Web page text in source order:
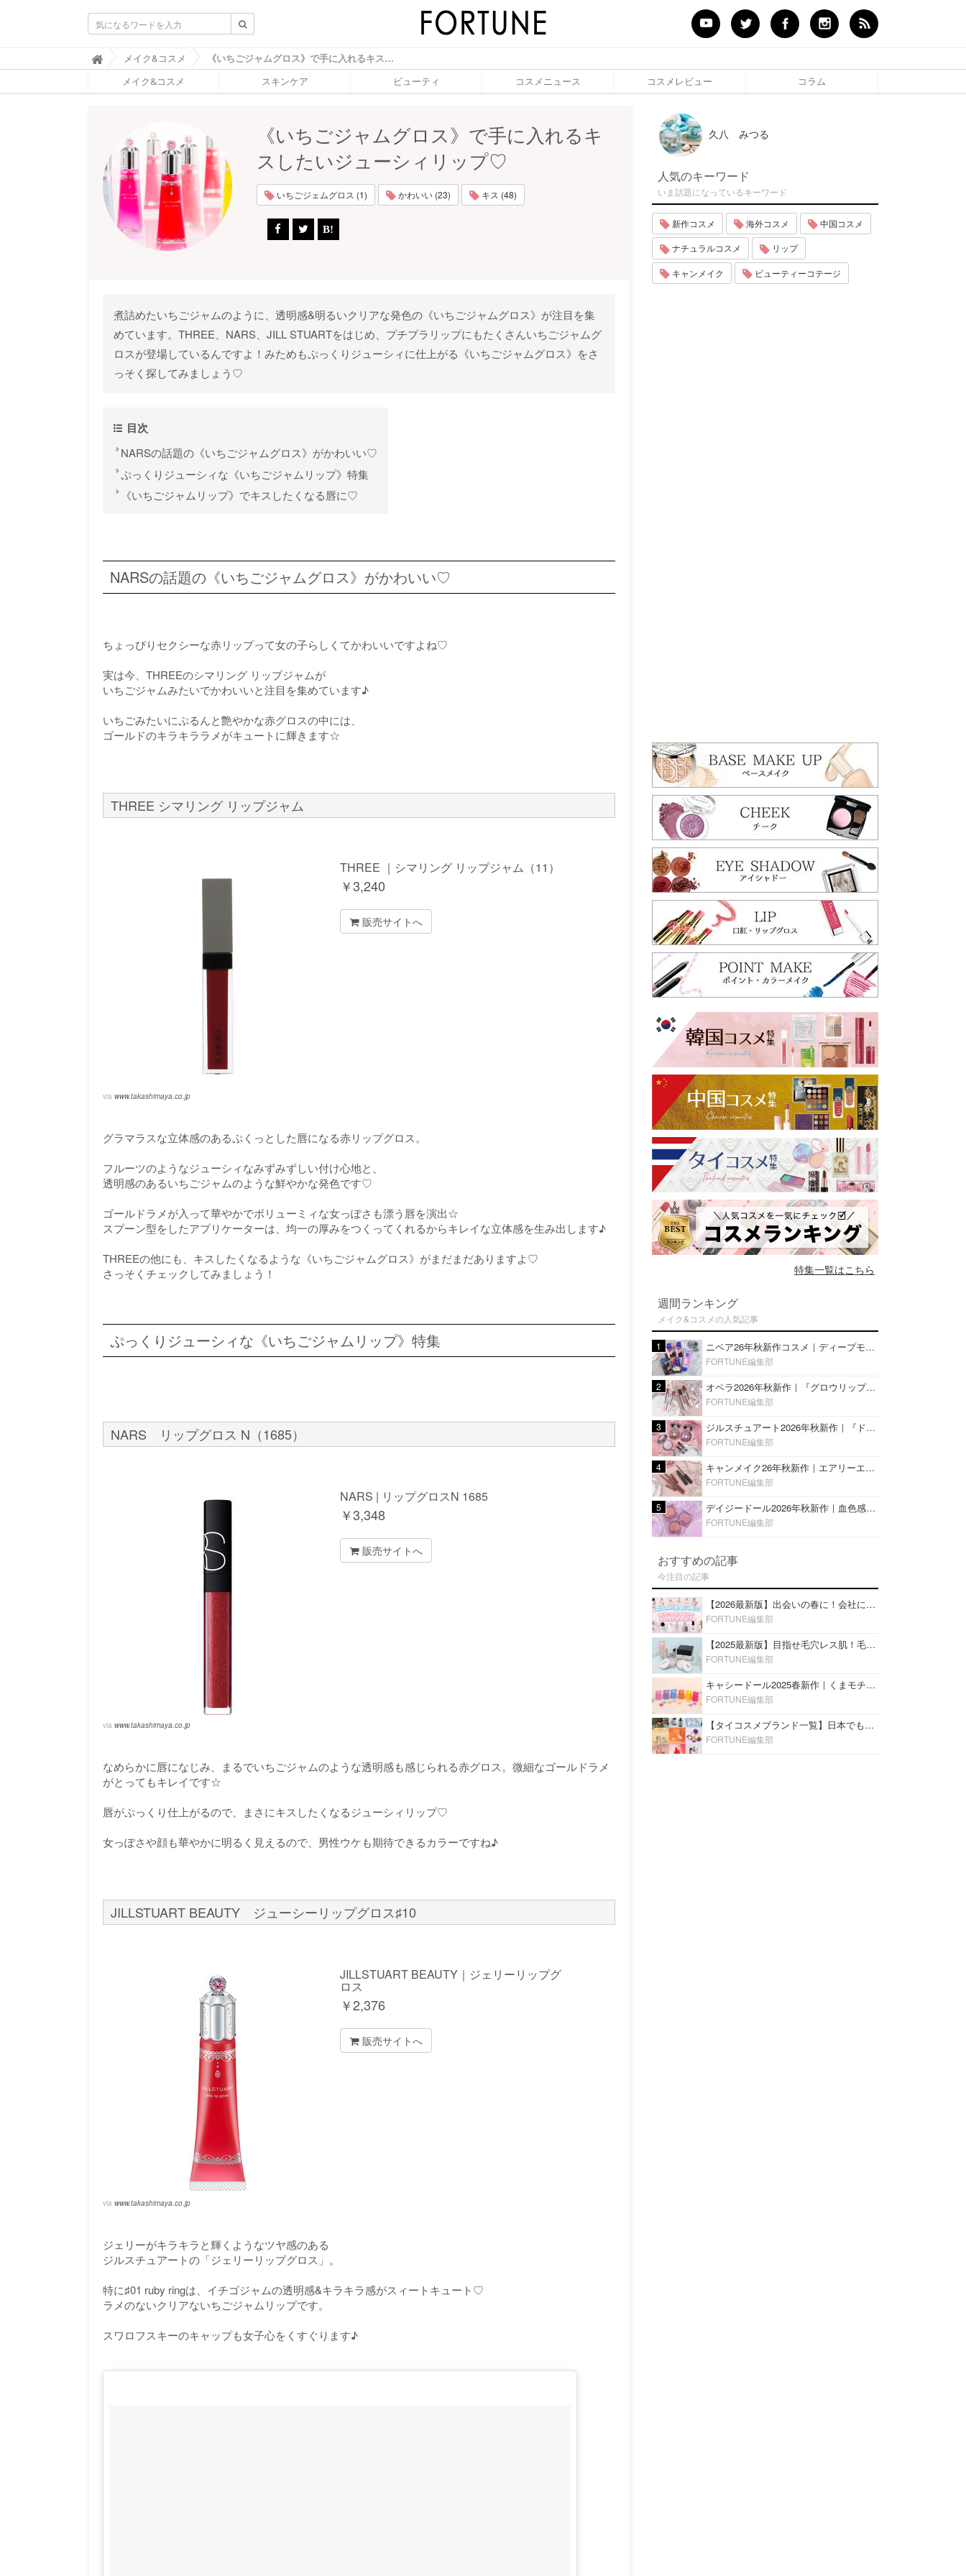
ふ
ぉ
ち
O
R
T
U
N
メイク&コスメ 《いちごジャムグロス》で手に入れるキスしたいジューシィリップ♡ - ふぉーちゅん(FORTUNE)
メイク&コスメ スキンケア ビューティ コスメニュース コスメレビュー コラム
《いちごジャムグロス》で手に入れるキ
スしたいジューシィリップ♡
いちごジェムグロス (1) かわいい (23) キス (48)
煮詰めたいちごジャムのように、透明感&明るいクリアな発色の《いちごジャムグロス》が注目を集
めています。THREE、NARS、JILL STUARTをはじめ、プチプラリップにもたくさんいちごジャムグ
ロスが登場しているんですよ！みためもぷっくりジューシィに仕上がる《いちごジャムグロス》をさ
っそく探してみましょう♡
目次
NARSの話題の《いちごジャムグロス》がかわいい♡
ぷっくりジューシィな《いちごジャムリップ》特集
《いちごジャムリップ》でキスしたくなる唇に♡
NARSの話題の《いちごジャムグロス》がかわいい♡
ちょっぴりセクシーな赤リップって女の子らしくてかわいいですよね♡
実は今、THREEのシマリング リップジャムが
いちごジャムみたいでかわいいと注目を集めています♪
いちごみたいにぷるんと艶やかな赤グロスの中には、
ゴールドのキラキララメがキュートに輝きます☆
THREE シマリング リップジャム
via www.takashimaya.co.jp
THREE ｜シマリング リップジャム（11）
￥3,240
販売サイトへ
グラマラスな立体感のあるぷくっとした唇になる赤リップグロス。
フルーツのようなジューシィなみずみずしい付け心地と、
透明感のあるいちごジャムのような鮮やかな発色です♡
ゴールドラメが入って華やかでボリューミィな女っぽさも漂う唇を演出☆
スプーン型をしたアプリケーターは、均一の厚みをつくってくれるからキレイな立体感を生み出します♪
THREEの他にも、キスしたくなるような《いちごジャムグロス》がまだまだありますよ♡
さっそくチェックしてみましょう！
ぷっくりジューシィな《いちごジャムリップ》特集
NARS リップグロス N（1685）
via www.takashimaya.co.jp
NARS | リップグロスN 1685
￥3,348
販売サイトへ
なめらかに唇になじみ、まるでいちごジャムのような透明感も感じられる赤グロス。微細なゴールドラメ
がとってもキレイです☆
唇がぷっくり仕上がるので、まさにキスしたくなるジューシィリップ♡
女っぽさや顔も華やかに明るく見えるので、男性ウケも期待できるカラーですね♪
JILLSTUART BEAUTY ジューシーリップグロス♯10
via www.takashimaya.co.jp
JILLSTUART BEAUTY｜ジェリーリップグ
ロス
￥2,376
販売サイトへ
ジェリーがキラキラと輝くようなツヤ感のある
ジルスチュアートの「ジェリーリップグロス」。
特に♯01 ruby ringは、イチゴジャムの透明感&キラキラ感がスィートキュート♡
ラメのないクリアないちごジャムリップです。
スワロフスキーのキャップも女子心をくすぐります♪
久八 みつる
人気のキーワード
いま話題になっているキーワード
新作コスメ 海外コスメ 中国コスメ
ナチュラルコスメ リップ
キャンメイク ビューティーコテージ
特集一覧はこちら
週間ランキング
メイク&コスメの人気記事
1 ニベア26年秋新作コスメ｜ディープモイスチャーリップの美容液タイプや2in1ボディクリームスクラブも
FORTUNE編集部
2 オペラ2026年秋新作｜『グロウリップティント』の新色・限定色はローズジャムカラー♡全4色をレビュー
FORTUNE編集部
3 ジルスチュアート2026年秋新作｜『ドレスドブルーム アイズ』新色や限定ハイライト・リップをレビュー
FORTUNE編集部
4 キャンメイク26年秋新作｜エアリーエクステンションライナー＆カールスナイパーマスカラ新色をレビュー
FORTUNE編集部
5 デイジードール2026年秋新作｜血色感が可愛い♡『パウダー ブラッシュ ブルーム』新3色をレビュー
FORTUNE編集部
おすすめの記事
今注目の記事
【2026最新版】出会いの春に！会社にもおすすめの好印象な香水14選♡ビジネスの場での香水マナーも
FORTUNE編集部
【2025最新版】目指せ毛穴レス肌！毛穴を埋めて隠す「おすすめ部分用下地＆プライマー」ランキング♡
FORTUNE編集部
キャシードール2025春新作｜くまモチーフのミニリップ「シャイニーベア リップモイスト」をレビュー♡
FORTUNE編集部
【タイコスメブランド一覧】日本でも人気沸騰中の“タイコスメ”ブランド20選！
FORTUNE編集部